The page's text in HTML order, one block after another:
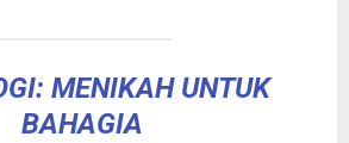
MENIKAH UNTUK
BAHAGIA